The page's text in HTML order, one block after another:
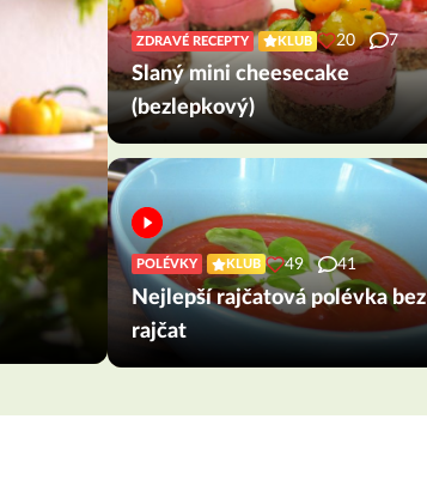
ZDRAVÉ RECEPTY KLUB 20 7
Slaný mini cheesecake
(bezlepkový)
POLÉVKY KLUB 49 41
Nejlepší rajčatová polévka bez
rajčat